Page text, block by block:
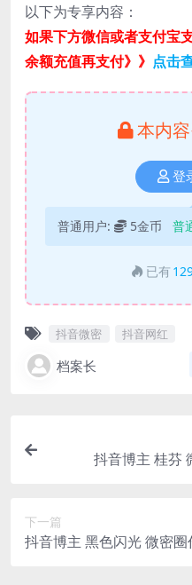
以下为专享内容：
如果下方微信或者支付宝
余额充值再支付》》 点击
本内
登
普通用户: 5金币 普
已有
抖音微密 抖音网红
档案长
下一篇